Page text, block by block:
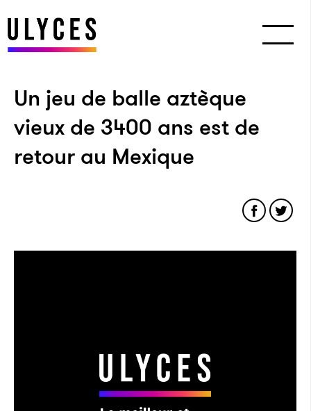
Un jeu de balle aztèque
vieux de 3400 ans est de
retour au Mexique